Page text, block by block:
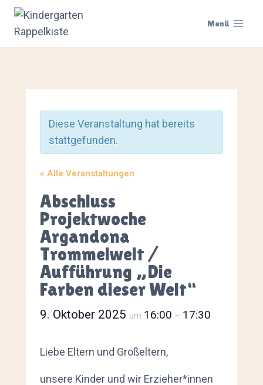
Zum
springen
Menü
Diese Veranstaltung hat bereits
stattgefunden.
« Alle Veranstaltungen
Abschluss
Projektwoche
Argandona
Trommelwelt /
Aufführung „Die
Farben dieser Welt“
9. Oktober 2025 um 16:00 – 17:30
Liebe Eltern und Großeltern,
unsere Kinder und wir Erzieher*innen